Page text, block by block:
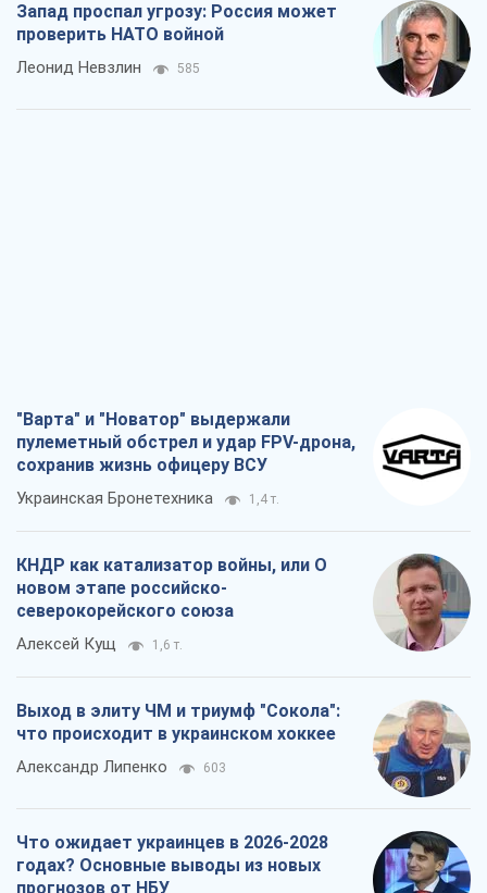
Запад проспал угрозу: Россия может
проверить НАТО войной
Леонид Невзлин 585
"Варта" и "Новатор" выдержали
пулеметный обстрел и удар FPV-дрона,
сохранив жизнь офицеру ВСУ
Украинская Бронетехника 1,4 т.
КНДР как катализатор войны, или О
новом этапе российско-
северокорейского союза
Алексей Кущ 1,6 т.
Выход в элиту ЧМ и триумф "Сокола":
что происходит в украинском хоккее
Александр Липенко 603
Что ожидает украинцев в 2026-2028
годах? Основные выводы из новых
прогнозов от НБУ